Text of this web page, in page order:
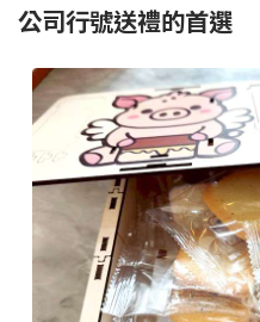
公司行號送禮的首選